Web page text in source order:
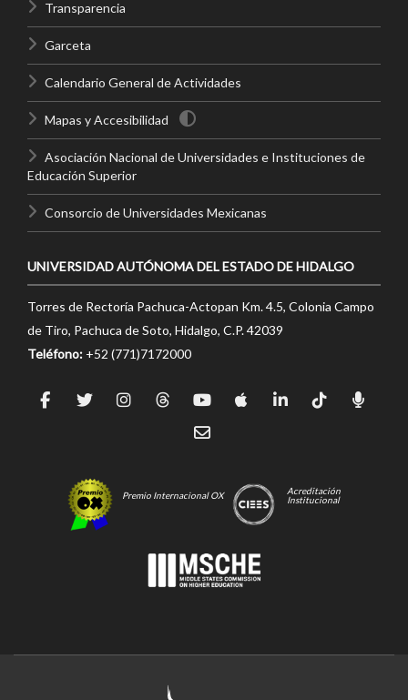
Transparencia
Garceta
Calendario General de Actividades
Mapas y Accesibilidad
Asociación Nacional de Universidades e Instituciones de
Educación Superior
Consorcio de Universidades Mexicanas
UNIVERSIDAD AUTÓNOMA DEL ESTADO DE HIDALGO
Torres de Rectoría Pachuca-Actopan Km. 4.5, Colonia Campo
de Tiro, Pachuca de Soto, Hidalgo, C.P. 42039
Teléfono: +52 (771)7172000
Premio Internacional OX
Acreditación
Institucional